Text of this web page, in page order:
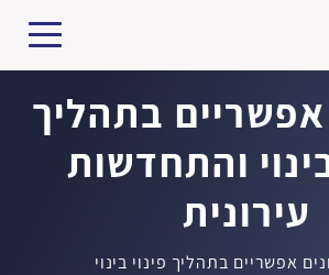
אפשריים בתהליך
והתחדשות
עירונית
אפשריים בתהליך פינוי בינוי